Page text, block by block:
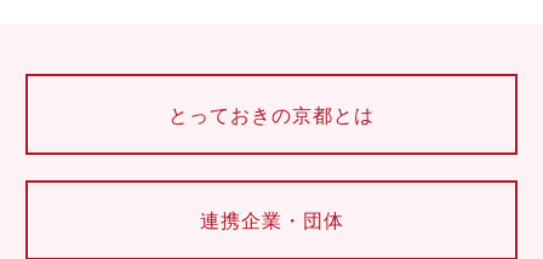
とっておきの京都とは
連携企業・団体